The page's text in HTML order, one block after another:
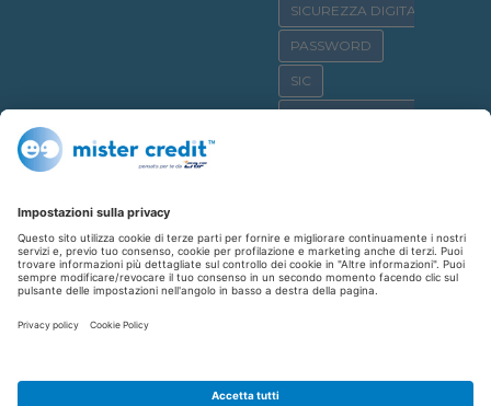
SICUREZZA DIGITALE
PASSWORD
SIC
OSSERVATORIO CRIF
CREDITO AL CONSUMO
SHOPPING